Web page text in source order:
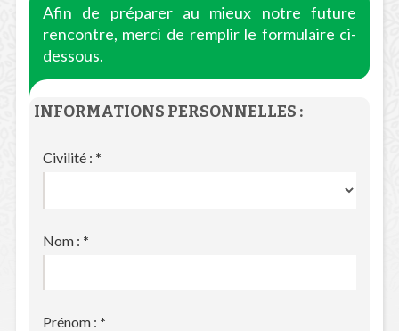
Afin de préparer au mieux notre future
rencontre, merci de remplir le formulaire ci-
dessous.
INFORMATIONS PERSONNELLES :
Civilité : *
Nom : *
Prénom : *